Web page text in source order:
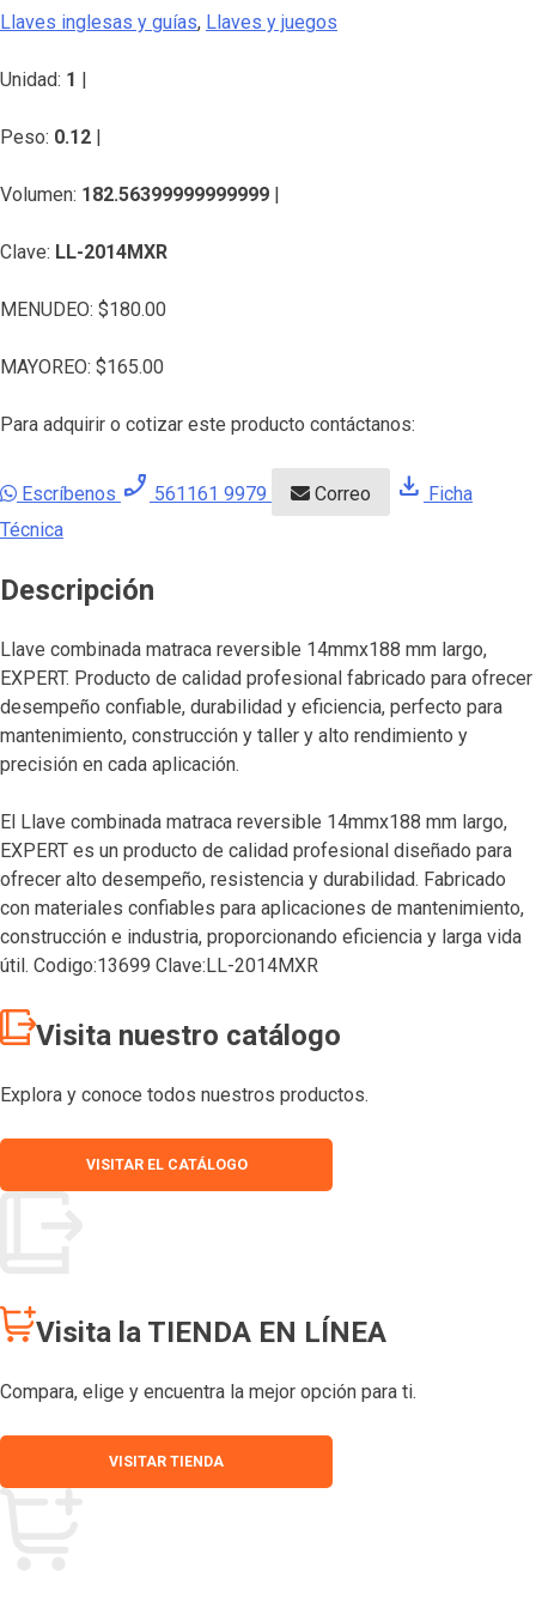
Llaves inglesas y guías, Llaves y juegos
Unidad: 1 |
Peso: 0.12 |
Volumen: 182.56399999999999 |
Clave: LL-2014MXR
MENUDEO: $180.00
MAYOREO: $165.00
Para adquirir o cotizar este producto contáctanos:
Escríbenos phone_enabled 561161 9979 Correo download Ficha
Técnica
Descripción
Llave combinada matraca reversible 14mmx188 mm largo,
EXPERT. Producto de calidad profesional fabricado para ofrecer
desempeño confiable, durabilidad y eficiencia, perfecto para
mantenimiento, construcción y taller y alto rendimiento y
precisión en cada aplicación.
El Llave combinada matraca reversible 14mmx188 mm largo,
EXPERT es un producto de calidad profesional diseñado para
ofrecer alto desempeño, resistencia y durabilidad. Fabricado
con materiales confiables para aplicaciones de mantenimiento,
construcción e industria, proporcionando eficiencia y larga vida
útil. Codigo:13699 Clave:LL-2014MXR
Visita nuestro catálogo
Explora y conoce todos nuestros productos.
VISITAR EL CATÁLOGO
Visita la TIENDA EN LÍNEA
Compara, elige y encuentra la mejor opción para ti.
VISITAR TIENDA